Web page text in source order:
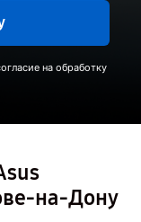
на обработку
на-Дону